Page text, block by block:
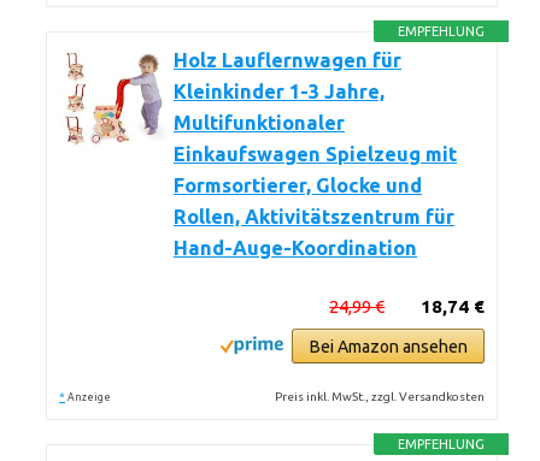
EMPFEHLUNG
Holz Lauflernwagen für
Kleinkinder 1-3 Jahre,
Multifunktionaler
Einkaufswagen Spielzeug mit
Formsortierer, Glocke und
Rollen, Aktivitätszentrum für
Hand-Auge-Koordination
18,74 €
24,99 €
Bei Amazon ansehen
* Anzeige Preis inkl. MwSt., zzgl. Versandkosten
EMPFEHLUNG